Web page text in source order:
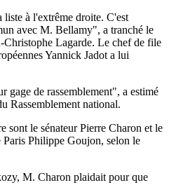
à l'extrême droite. C'est
avec M. Bellamy", a tranché le
Lagarde. Le chef de file
Yannick Jadot a lui
gage de rassemblement", a estimé
Rassemblement national.
sont le sénateur Pierre Charon et le
Paris Philippe Goujon, selon le
M. Charon plaidait pour que